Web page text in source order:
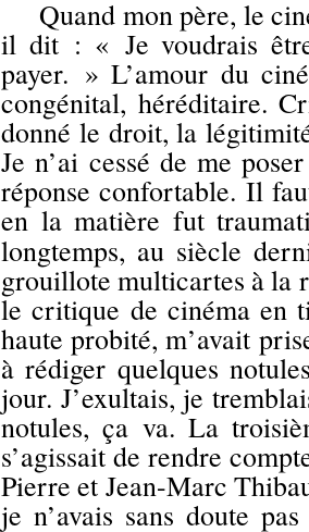
Quand mon père, le
il dit : « Je voudrais
payer. » L’amour du
congénital, héréditaire.
donné le droit, la
Je n’ai cessé de me
réponse confortable. Il
en la matière fut
longtemps, au siècle
grouillote multicartes à la
le critique de cinéma en
haute probité, m’avait
à rédiger quelques
jour. J’exultais, je
notules, ça va. La
s’agissait de rendre
Pierre et Jean-Marc
je n’avais sans doute